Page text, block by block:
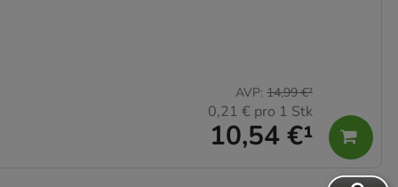
10,54 €¹
AVP: 14,99 €²
0,21 € pro 1 Stk